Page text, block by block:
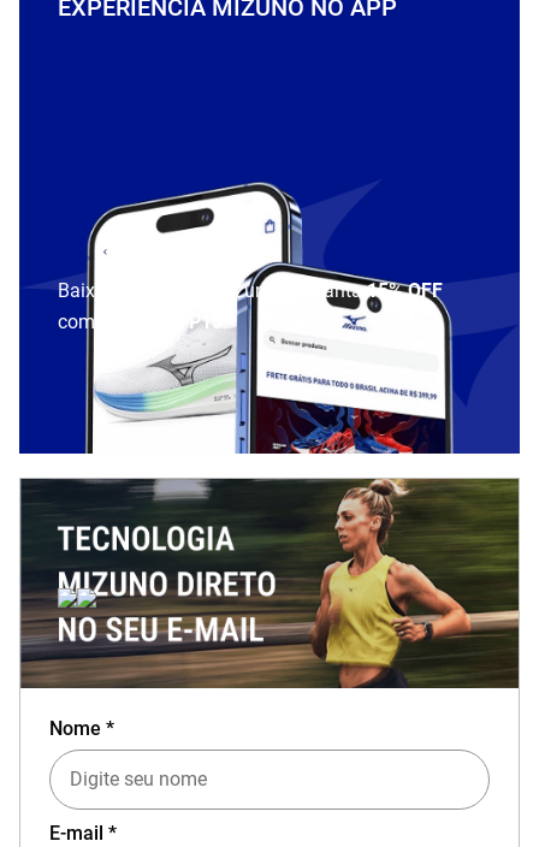
EXPERIÊNCIA MIZUNO NO APP
Baixe o aplicativo Mizuno e garanta15% OFF
com cupom
APP15
Nome *
E-mail *